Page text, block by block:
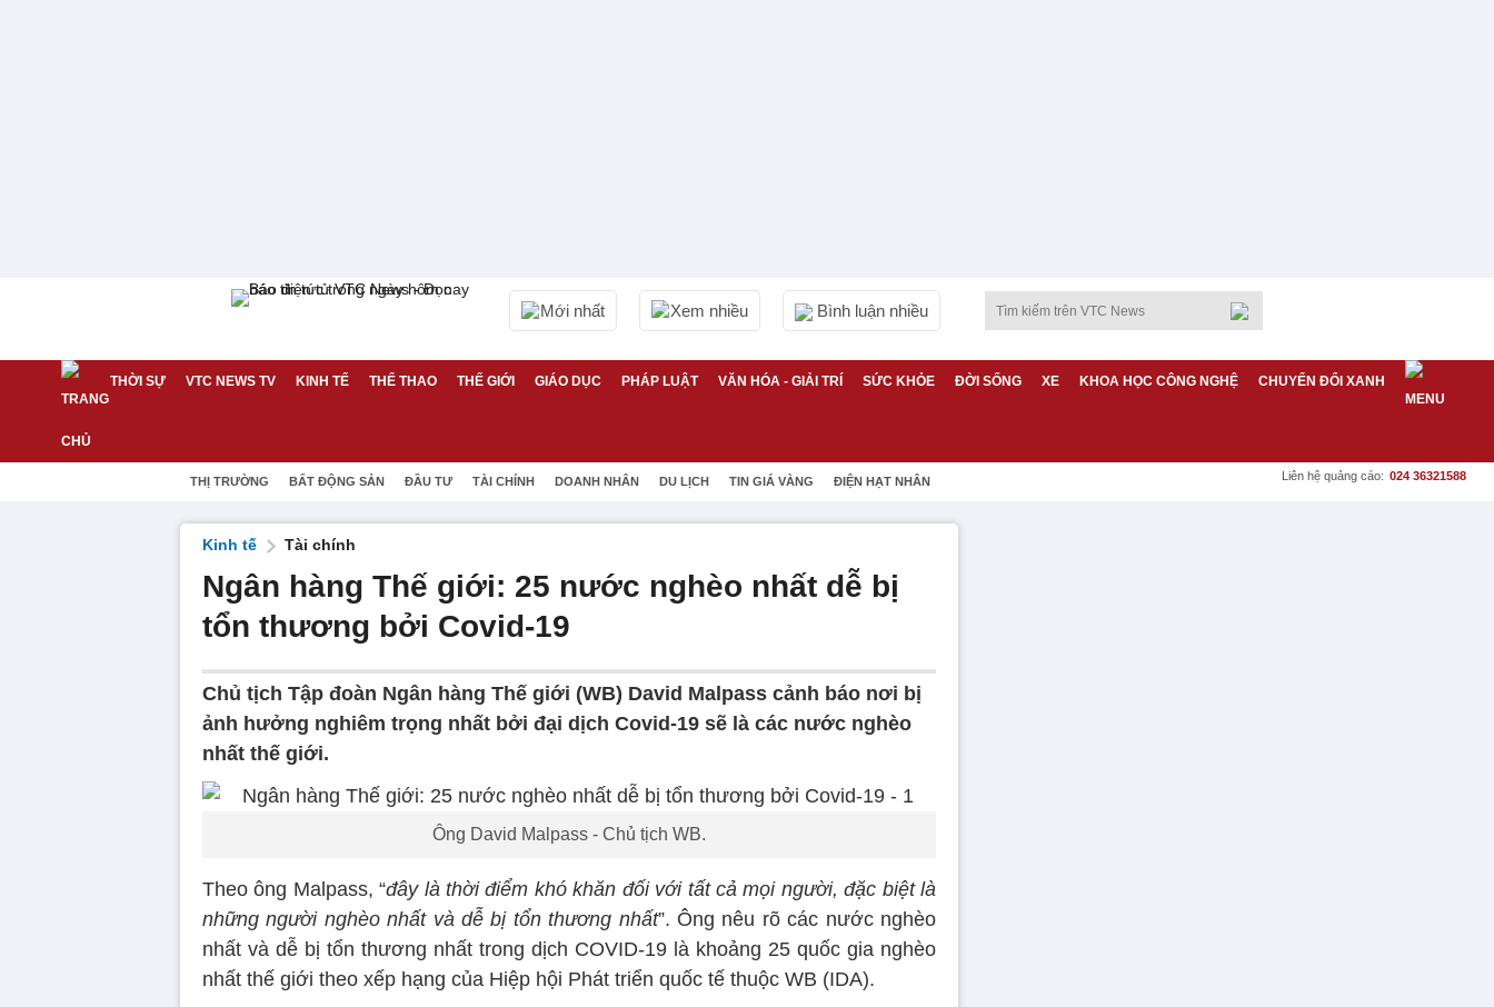
Mới nhất Xem nhiều Bình luận nhiều
THỜI SỰ VTC NEWS TV KINH TẾ THỂ THAO THẾ GIỚI GIÁO DỤC PHÁP LUẬT VĂN HÓA - GIẢI TRÍ SỨC KHỎE ĐỜI SỐNG XE KHOA HỌC CÔNG NGHỆ CHUYỂN ĐỔI XANH
THỊ TRƯỜNG BẤT ĐỘNG SẢN ĐẦU TƯ TÀI CHÍNH DOANH NHÂN DU LỊCH TIN GIÁ VÀNG ĐIỆN HẠT NHÂN Liên hệ quảng cáo: 024 36321588
Kinh tế Tài chính
Ngân hàng Thế giới: 25 nước nghèo nhất dễ bị
tổn thương bởi Covid-19
Chủ tịch Tập đoàn Ngân hàng Thế giới (WB) David Malpass cảnh báo nơi bị
ảnh hưởng nghiêm trọng nhất bởi đại dịch Covid-19 sẽ là các nước nghèo
nhất thế giới.
Ông David Malpass - Chủ tịch WB.
Theo ông Malpass, “đây là thời điểm khó khăn đối với tất cả mọi người, đặc biệt là
những người nghèo nhất và dễ bị tổn thương nhất”. Ông nêu rõ các nước nghèo
nhất và dễ bị tổn thương nhất trong dịch COVID-19 là khoảng 25 quốc gia nghèo
nhất thế giới theo xếp hạng của Hiệp hội Phát triển quốc tế thuộc WB (IDA).